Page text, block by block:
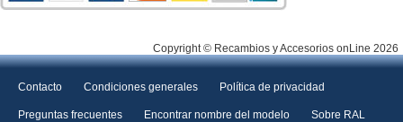
Copyright © Recambios y Accesorios onLine 2026
Contacto Condiciones generales Política de privacidad
Preguntas frecuentes Encontrar nombre del modelo Sobre RAL